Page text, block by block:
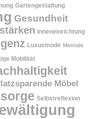
Gartengestaltung
Gesundheit
Inneneinrichtung
Luxusmode Mentale
Mobilität
Möbel
Selbstreflexion